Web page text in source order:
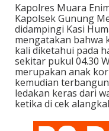
Kapolres Muara
Kapolsek Gunung
didampingi Kasi
mengatakan bahwa
kali diketahui pada
sekitar pukul 04.30
merupakan anak
kemudian
ledakan keras dari
ketika di cek